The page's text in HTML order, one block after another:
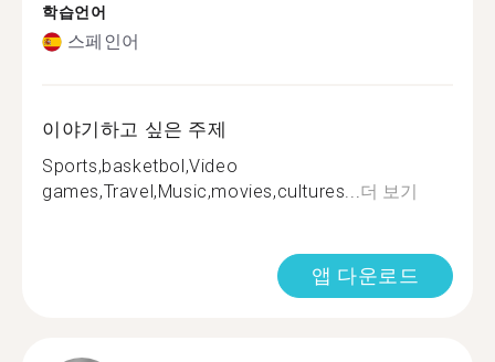
학습언어
스페인어
이야기하고 싶은 주제
Sports,basketbol,Video
games,Travel,Music,movies,cultures...더 보기
앱 다운로드